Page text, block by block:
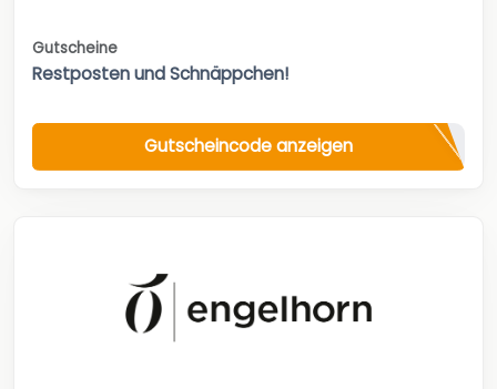
Gutscheine
Restposten und Schnäppchen!
Gutscheincode anzeigen